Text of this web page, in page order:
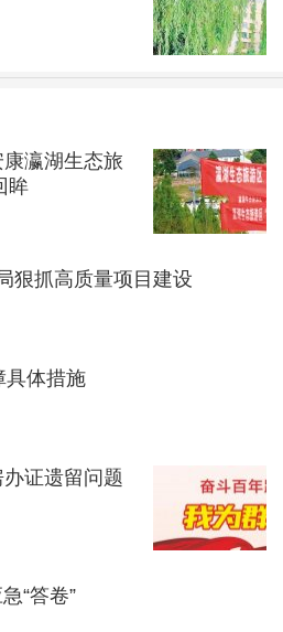
天到账）制度，较国家标准提
瀛湖生态旅
眸
狠抓高质量项目建设
具体措施
证遗留问题
“答卷”